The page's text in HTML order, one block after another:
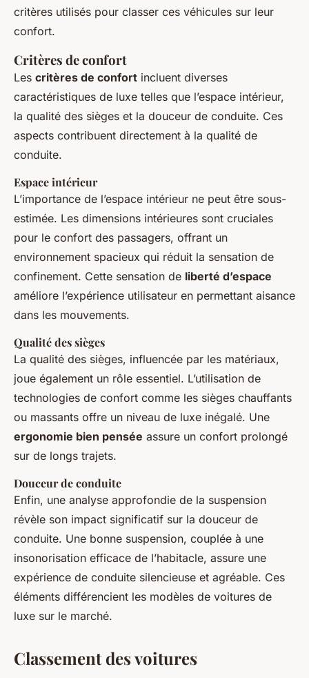
critères utilisés pour classer ces véhicules sur leur
confort.
Critères de confort
Les critères de confort incluent diverses
caractéristiques de luxe telles que l’espace intérieur,
la qualité des sièges et la douceur de conduite. Ces
aspects contribuent directement à la qualité de
conduite.
Espace intérieur
L’importance de l’espace intérieur ne peut être sous-
estimée. Les dimensions intérieures sont cruciales
pour le confort des passagers, offrant un
environnement spacieux qui réduit la sensation de
confinement. Cette sensation de liberté d’espace
améliore l’expérience utilisateur en permettant aisance
dans les mouvements.
Qualité des sièges
La qualité des sièges, influencée par les matériaux,
joue également un rôle essentiel. L’utilisation de
technologies de confort comme les sièges chauffants
ou massants offre un niveau de luxe inégalé. Une
ergonomie bien pensée assure un confort prolongé
sur de longs trajets.
Douceur de conduite
Enfin, une analyse approfondie de la suspension
révèle son impact significatif sur la douceur de
conduite. Une bonne suspension, couplée à une
insonorisation efficace de l’habitacle, assure une
expérience de conduite silencieuse et agréable. Ces
éléments différencient les modèles de voitures de
luxe sur le marché.
Classement des voitures